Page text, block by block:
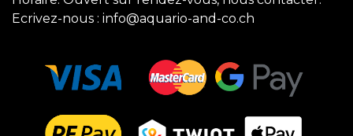
Ecrivez-nous : info@aquario-and-co.ch